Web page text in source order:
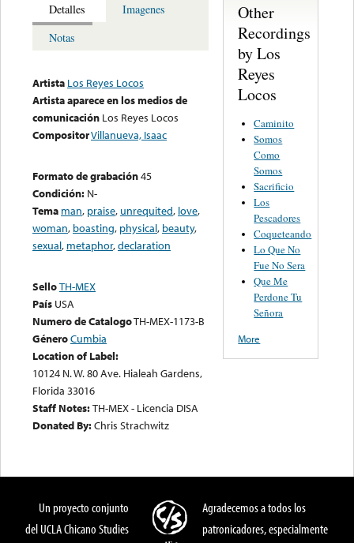
Detalles
Imagenes
Notas
Artista Los Reyes Locos
Artista aparece en los medios de
comunicación Los Reyes Locos
CompositorVillanueva, Isaac
Formato de grabación45
Condición: N-
Tema man, praise, unrequited, love,
woman, boasting, physical, beauty,
sexual, metaphor,declaration
SelloTH-MEX
País USA
Numero de CatalogoTH-MEX-1173-B
GéneroCumbia
Location of Label:
10124 N. W. 80 Ave. Hialeah Gardens,
Florida 33016
Staff Notes:TH-MEX - Licencia DISA
Donated By:Chris Strachwitz
Other
Recordings
by Los
Reyes
Locos
Caminito
Somos
Como
Somos
Sacrificio
Los
Pescadores
Coqueteando
Lo Que No
Fue No Sera
Que Me
Perdone Tu
Señora
More
Un proyecto conjunto
del UCLA Chicano Studies
Agradecemos a todos los
patronicadores, especialmente